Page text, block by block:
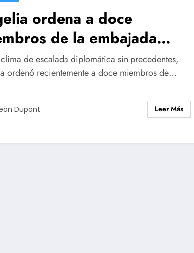
ordena a doce
de la embajada
abandonar el país en
mientras París se
para tomar represalias.
de escalada diplomática sin precedentes,
ordenó recientemente a doce miembros de…
Dupont Leer Más